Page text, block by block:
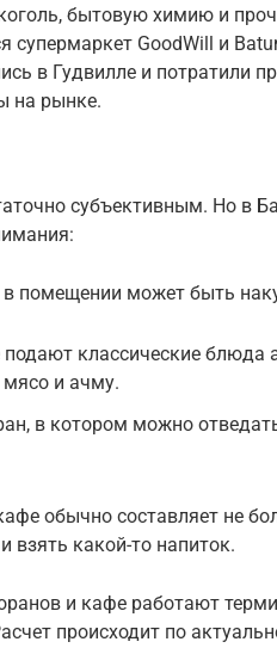
бытовую химию и
GoodWill и
в Гудвилле и потратили
на рынке.
субъективным. Но в
помещении может быть
классические блюда
и ачму.
в котором можно
обычно составляет не
взять какой-то напиток.
и кафе работают
происходит по